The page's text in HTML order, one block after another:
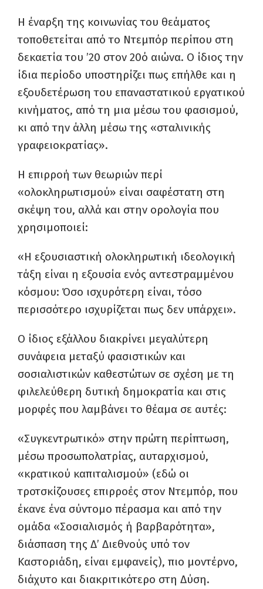
Η έναρξη της κοινωνίας του θεάματος
τοποθετείται από το Ντεμπόρ περίπου στη
δεκαετία του ’20 στον 20ό αιώνα. Ο ίδιος την
ίδια περίοδο υποστηρίζει πως επήλθε και η
εξουδετέρωση του επαναστατικού εργατικού
κινήματος, από τη μια μέσω του φασισμού,
κι από την άλλη μέσω της «σταλινικής
γραφειοκρατίας».
Η επιρροή των θεωριών περί
«ολοκληρωτισμού» είναι σαφέστατη στη
σκέψη του, αλλά και στην ορολογία που
χρησιμοποιεί:
«Η εξουσιαστική ολοκληρωτική ιδεολογική
τάξη είναι η εξουσία ενός αντεστραμμένου
κόσμου: Όσο ισχυρότερη είναι, τόσο
περισσότερο ισχυρίζεται πως δεν υπάρχει».
Ο ίδιος εξάλλου διακρίνει μεγαλύτερη
συνάφεια μεταξύ φασιστικών και
σοσιαλιστικών καθεστώτων σε σχέση με τη
φιλελεύθερη δυτική δημοκρατία και στις
μορφές που λαμβάνει το θέαμα σε αυτές:
«Συγκεντρωτικό» στην πρώτη περίπτωση,
μέσω προσωπολατρίας, αυταρχισμού,
«κρατικού καπιταλισμού» (εδώ οι
τροτσκίζουσες επιρροές στον Ντεμπόρ, που
έκανε ένα σύντομο πέρασμα και από την
ομάδα «Σοσιαλισμός ή βαρβαρότητα»,
διάσπαση της Δ’ Διεθνούς υπό τον
Καστοριάδη, είναι εμφανείς), πιο μοντέρνο,
διάχυτο και διακριτικότερο στη Δύση.